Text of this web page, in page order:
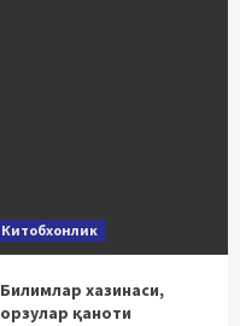
Китобхонлик
Билимлар хазинаси,
орзулар қаноти